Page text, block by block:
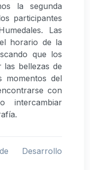
la segunda
participantes
Las
horario de la
que los
bellezas de
momentos del
con
intercambiar
Desarrollo